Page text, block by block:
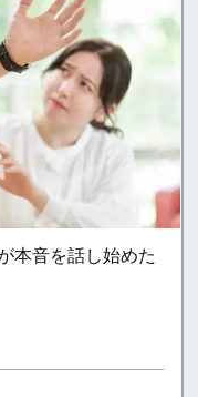
本音を話し始めた